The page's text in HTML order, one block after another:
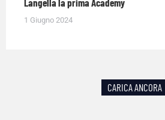
Langella la prima Academy
1 Giugno 2024
CARICA ANCORA